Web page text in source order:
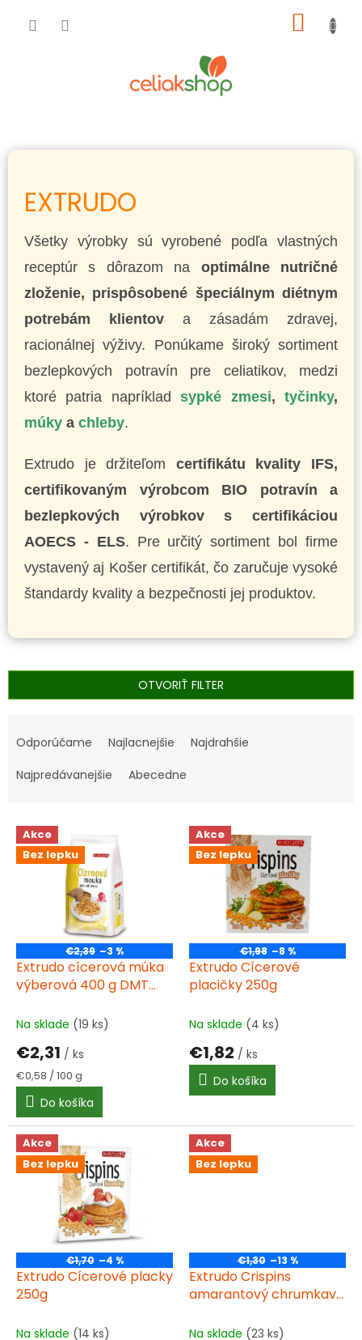
KOŠÍK
EXTRUDO
Všetky výrobky sú vyrobené podľa vlastných
receptúr s dôrazom na optimálne nutričné
zloženie, prispôsobené špeciálnym diétnym
potrebám klientov a zásadám zdravej,
racionálnej výživy. Ponúkame široký sortiment
bezlepkových potravín pre celiatikov, medzi
ktoré patria napríkladsypké zmesi,tyčinky,
múky a chleby.
Extrudo je držiteľom certifikátu kvality IFS,
certifikovaným výrobcom BIO potravín a
bezlepkových výrobkov s certifikáciou
AOECS - ELS. Pre určitý sortiment bol firme
vystavený aj Košer certifikát, čo zaručuje vysoké
štandardy kvality a bezpečnosti jej produktov.
OTVORIŤ FILTER
a
e
e
p
o
Odporúčame Najlacnejšie
Najdrahšie
Najpredávanejšie
Abecedne
V
p
o
d
u
Akce
Bez lepku
€2,39 –3 %
Extrudo cícerová múka
výberová 400 g DMT
Na sklade (19 ks)
€2,31 / ks
Jednotková
cena:
€0,58 / 100 g
Do košíka
Akce
Bez lepku
€1,98 –8 %
Extrudo Cícerové
placičky 250g
Na sklade (4 ks)
€1,82 / ks
Do košíka
Akce
Bez lepku
€1,70 –4 %
Extrudo Cícerové placky
250g
Na sklade (14 ks)
Akce
Bez lepku
€1,30 –13 %
Extrudo Crispins
amarantový chrumkavý
Na sklade (23 ks)